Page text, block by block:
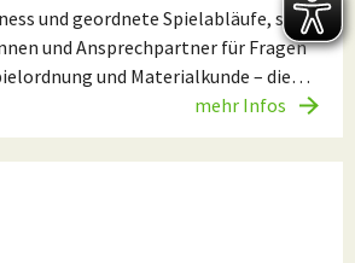
und geordnete Spielabläufe, sind
und Ansprechpartner für Fragen
und Materialkunde – die…
mehr Infos